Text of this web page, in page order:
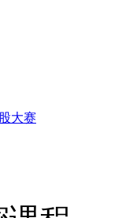
大赛